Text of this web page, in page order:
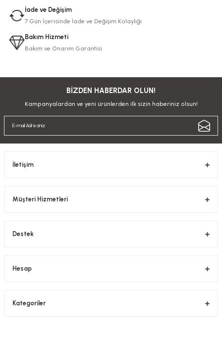
İade ve Değişim
7 Gün İçerisinde İade ve Değişim Kolaylığı
Bakım Hizmeti
Bakım ve Onarım Garantisi
BİZDEN HABERDAR OLUN!
Kampanyalardan ve yeni ürünlerden ilk sizin haberiniz olsun!
İletişim
Müşteri Hizmetleri
Destek
Hesap
Kategoriler